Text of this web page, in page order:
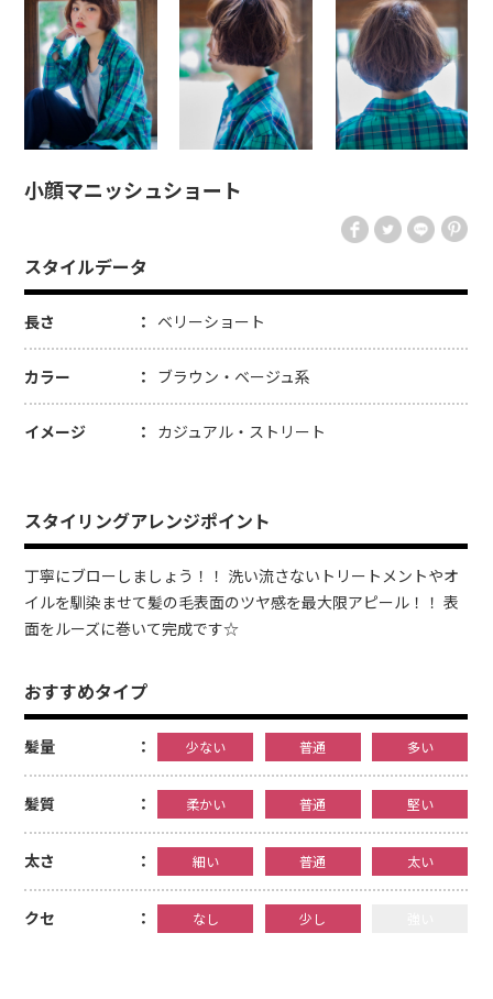
小顔マニッシュショート
スタイルデータ
長さ ベリーショート
カラー ブラウン・ベージュ系
イメージ カジュアル・ストリート
スタイリングアレンジポイント
丁寧にブローしましょう！！ 洗い流さないトリートメントやオ
イルを馴染ませて髪の毛表面のツヤ感を最大限アピール！！ 表
面をルーズに巻いて完成です☆
おすすめタイプ
髪量 少ない 普通 多い
髪質 柔かい 普通 堅い
太さ 細い 普通 太い
クセ なし 少し